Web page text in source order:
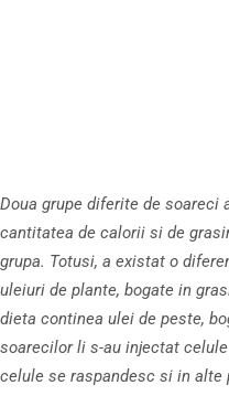
Doua grupe diferite de soareci
cantitatea de calorii si de
grupa. Totusi, a existat o
uleiuri de plante, bogate in
dieta continea ulei de peste,
soarecilor li s-au injectat
celule se raspandesc si in alte